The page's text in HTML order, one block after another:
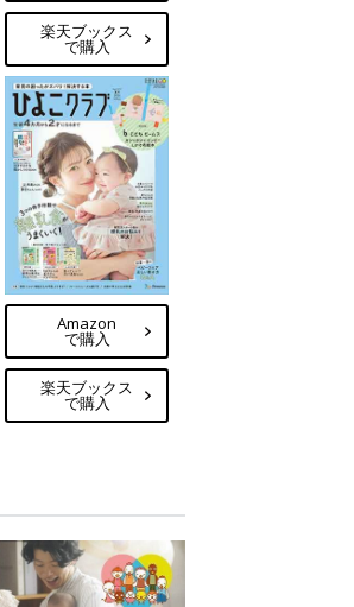
楽天ブックス
で購入
Amazon
で購入
楽天ブックス
で購入